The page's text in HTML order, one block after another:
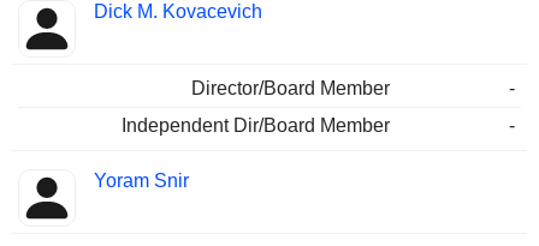
Dick M. Kovacevich
Director/Board Member
-
Independent Dir/Board Member
-
Yoram Snir